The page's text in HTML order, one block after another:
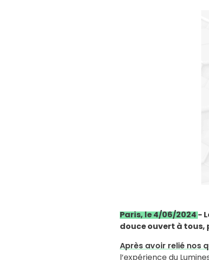
Paris, le 4/06/2024-
douce ouvert à tous,
Après avoir relié nos
l’expérience du